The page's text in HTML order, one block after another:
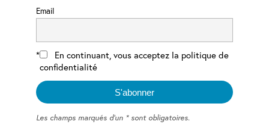
Email
En continuant, vous acceptez la politique de
confidentialité
Les champs marqués d'un * sont obligatoires.